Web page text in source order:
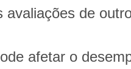
de
afetar o